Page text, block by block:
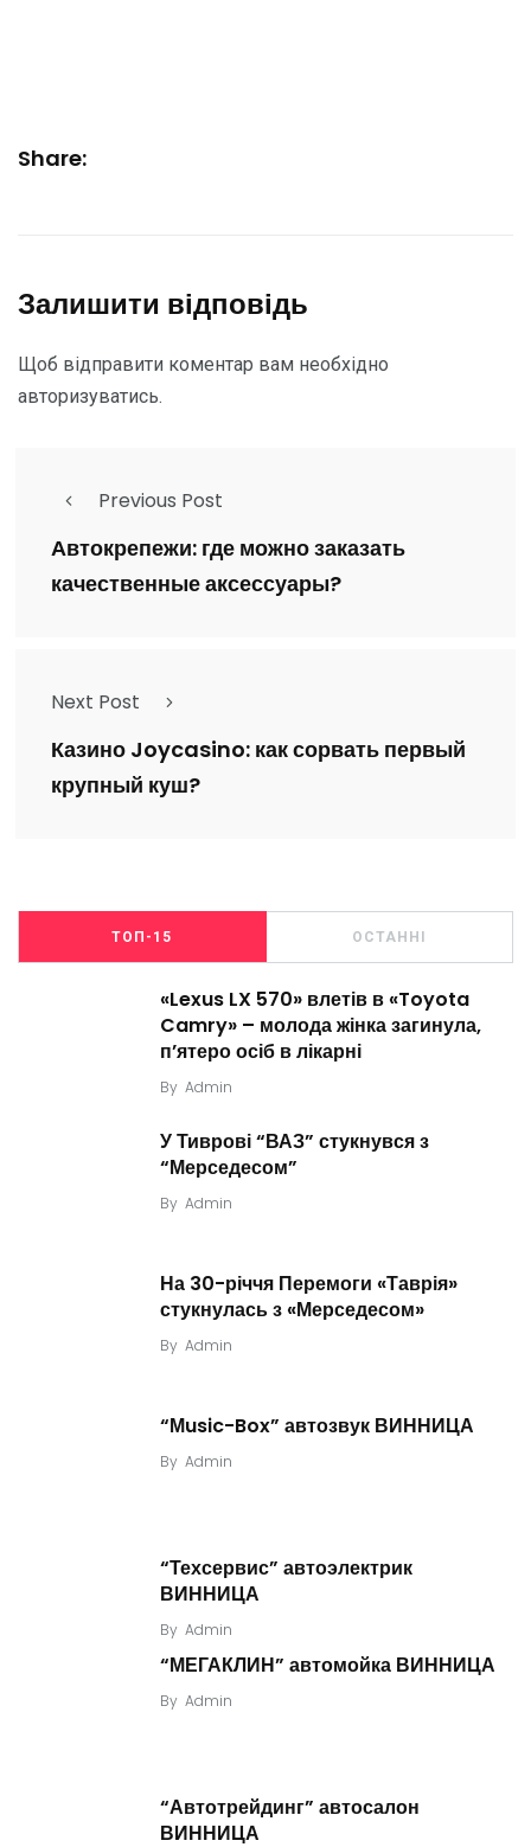
Share:
Залишити відповідь
Щоб відправити коментар вам необхідно
авторизуватись.
Previous Post
Автокрепежи: где можно заказать
качественные аксессуары?
Next Post
Казино Joycasino: как сорвать первый
крупный куш?
ТОП-15 ОСТАННІ
«Lexus LX 570» влетів в «Toyota
Camry» – молода жінка загинула,
п’ятеро осіб в лікарні
By Admin
У Тиврові “ВАЗ” стукнувся з
“Мерседесом”
By Admin
На 30-річчя Перемоги «Таврія»
стукнулась з «Мерседесом»
By Admin
“Мusic-Box” автозвук ВИННИЦА
By Admin
“Техсервис” автоэлектрик
ВИННИЦА
By Admin
“МЕГАКЛИН” автомойка ВИННИЦА
By Admin
“Автотрейдинг” автосалон
ВИННИЦА